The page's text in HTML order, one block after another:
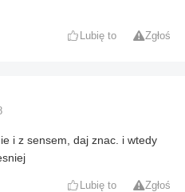
Lubię to Zgłoś
i z sensem, daj znac. i wtedy
Lubię to Zgłoś